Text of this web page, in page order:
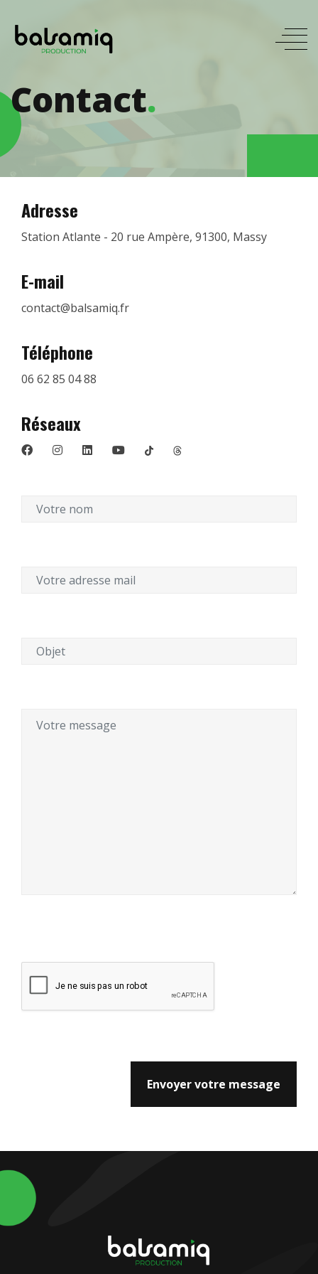
Contact.
Adresse
Station Atlante - 20 rue Ampère, 91300, Massy
E-mail
contact@balsamiq.fr
Téléphone
06 62 85 04 88
Réseaux